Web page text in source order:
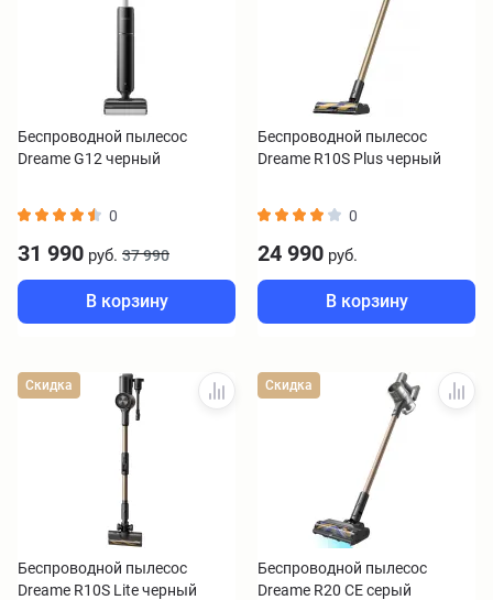
Беспроводной пылесос
Dreame G12 черный
0
31 990 руб. 37 990
В корзину
Беспроводной пылесос
Dreame R10S Plus черный
0
24 990 руб.
В корзину
Скидка
Беспроводной пылесос
Dreame R10S Lite черный
Скидка
Беспроводной пылесос
Dreame R20 CE серый